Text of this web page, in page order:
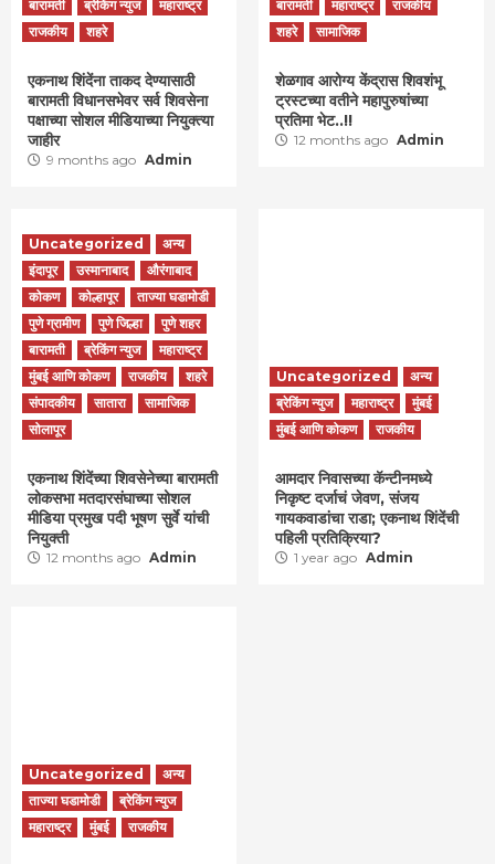
बारामती ब्रेकिंग न्युज
महाराष्ट्र
राजकीय
शहरे
एकनाथ शिंदेंना ताकद देण्यासाठी
बारामती विधानसभेवर सर्व शिवसेना
पक्षाच्या सोशल मीडियाच्या नियुक्त्या
जाहीर
9 months ago Admin
बारामती महाराष्ट्र
राजकीय
शहरे
सामाजिक
शेळगाव आरोग्य केंद्रास शिवशंभू
ट्रस्टच्या वतीने महापुरुषांच्या
प्रतिमा भेट..!!
12 months ago Admin
Uncategorized
अन्य
इंदापूर
उस्मानाबाद
औरंगाबाद
कोकण
कोल्हापूर
ताज्या घडामोडी
पुणे ग्रामीण
पुणे जिल्हा
पुणे शहर
बारामती
ब्रेकिंग न्युज
महाराष्ट्र
मुंबई आणि कोकण
राजकीय
शहरे
संपादकीय
सातारा
सामाजिक
सोलापूर
एकनाथ शिंदेंच्या शिवसेनेच्या बारामती
लोकसभा मतदारसंघाच्या सोशल
मीडिया प्रमुख पदी भूषण सुर्वे यांची
नियुक्ती
12 months ago Admin
Uncategorized
अन्य
ब्रेकिंग न्युज
महाराष्ट्र
मुंबई
मुंबई आणि कोकण
राजकीय
आमदार निवासच्या कॅन्टीनमध्ये
निकृष्ट दर्जाचं जेवण, संजय
गायकवाडांचा राडा; एकनाथ शिंदेंची
पहिली प्रतिक्रिया?
1 year ago Admin
Uncategorized
अन्य
ताज्या घडामोडी
ब्रेकिंग न्युज
महाराष्ट्र
मुंबई राजकीय